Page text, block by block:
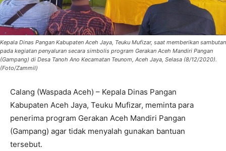
Kepala Dinas Pangan Kabupaten Aceh Jaya, Teuku Mufizar, saat memberikan sambutan
pada kegiatan penyaluran secara simbolis program Gerakan Aceh Mandiri Pangan
(Gampang) di Desa Tanoh Ano Kecamatan Teunom, Aceh Jaya, Selasa (8/12/2020).
(Foto/Zammil)
Calang (Waspada Aceh) – Kepala Dinas Pangan
Kabupaten Aceh Jaya, Teuku Mufizar, meminta para
penerima program Gerakan Aceh Mandiri Pangan
(Gampang) agar tidak menyalah gunakan bantuan
tersebut.